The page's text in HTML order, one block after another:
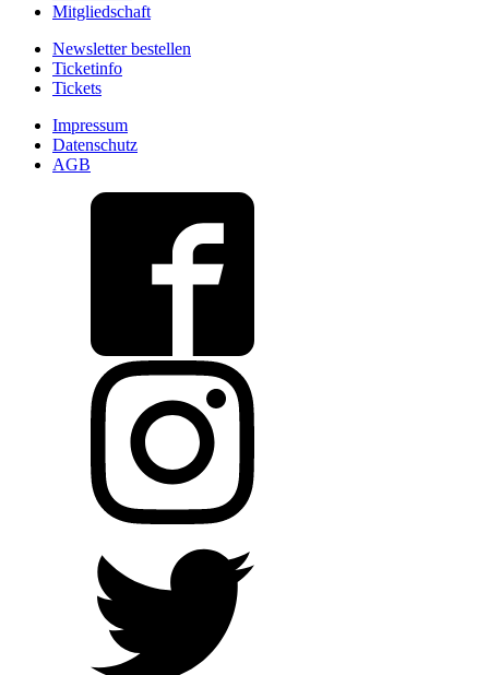
Mitgliedschaft
Newsletter bestellen
Ticketinfo
Tickets
Impressum
Datenschutz
AGB